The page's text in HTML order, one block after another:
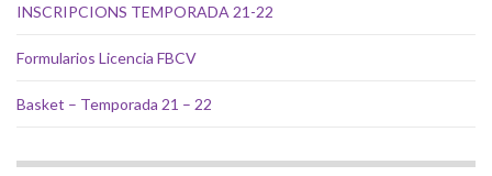
INSCRIPCIONS TEMPORADA 21-22
Formularios Licencia FBCV
Basket – Temporada 21 – 22